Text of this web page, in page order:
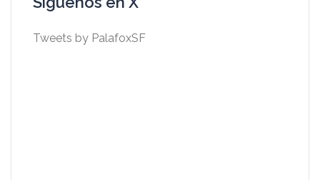
Tweets by PalafoxSF